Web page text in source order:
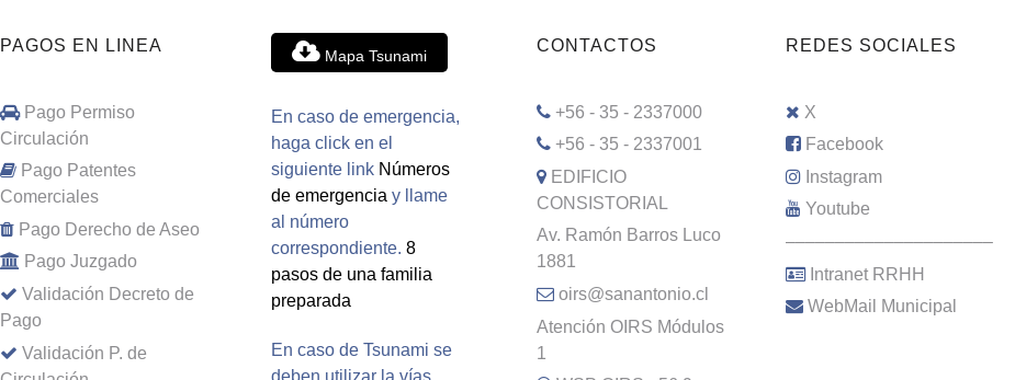
PAGOS EN LINEA
Pago Permiso
Circulación
Pago Patentes
Comerciales
Pago Derecho de Aseo
Pago Juzgado
Validación Decreto de
Pago
Validación P. de
Mapa Tsunami
En caso de emergencia,
haga click en el
siguiente link Números
de emergencia y llame
al número
correspondiente. 8
pasos de una familia
preparada
En caso de Tsunami se
deben utilizar la vías
CONTACTOS
+56 - 35 - 2337000
+56 - 35 - 2337001
EDIFICIO
CONSISTORIAL
Av. Ramón Barros Luco
1881
oirs@sanantonio.cl
Atención OIRS Módulos
1
REDES SOCIALES
X
Facebook
Instagram
Youtube
–––––––––––––––––––––
Intranet RRHH
WebMail Municipal